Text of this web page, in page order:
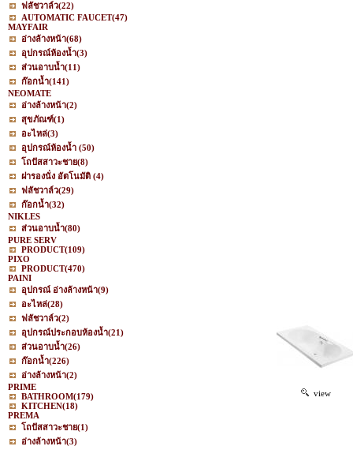
ฟลัชวาล์ว(22)
AUTOMATIC FAUCET(47)
MAYFAIR
อ่างล้างหน้า(68)
อุปกรณ์ห้องน้ำ(3)
ส่วนอาบน้ำ(11)
ก๊อกน้ำ(141)
NEOMATE
อ่างล้างหน้า(2)
สุขภัณฑ์(1)
อะไหล่(3)
อุปกรณ์ห้องน้ำ (50)
โถปัสสาวะชาย(8)
ฝารองนั่ง อัตโนมัติ (4)
ฟลัชวาล์ว(29)
ก๊อกน้ำ(32)
NIKLES
ส่วนอาบน้ำ(80)
PURE SERV
PRODUCT(109)
PIXO
PRODUCT(470)
PAINI
อุปกรณ์ อ่างล้างหน้า(9)
อะไหล่(28)
ฟลัชวาล์ว(2)
อุปกรณ์ประกอบห้องน้ำ(21)
ส่วนอาบน้ำ(26)
ก๊อกน้ำ(226)
อ่างล้างหน้า(2)
PRIME
BATHROOM(179)
KITCHEN(18)
PREMA
โถปัสสาวะชาย(1)
อ่างล้างหน้า(3)
view